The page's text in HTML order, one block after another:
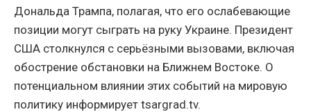
Дональда Трампа, полагая, что его ослабевающие
позиции могут сыграть на руку Украине. Президент
США столкнулся с серьёзными вызовами, включая
обострение обстановки на Ближнем Востоке. О
потенциальном влиянии этих событий на мировую
политику информирует tsargrad.tv.